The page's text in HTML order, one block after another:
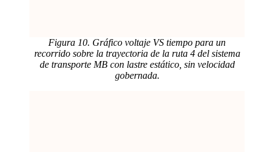
Figura 10. Gráfico voltaje VS tiempo para un
recorrido sobre la trayectoria de la ruta 4 del sistema
de transporte MB con lastre estático, sin velocidad
gobernada.